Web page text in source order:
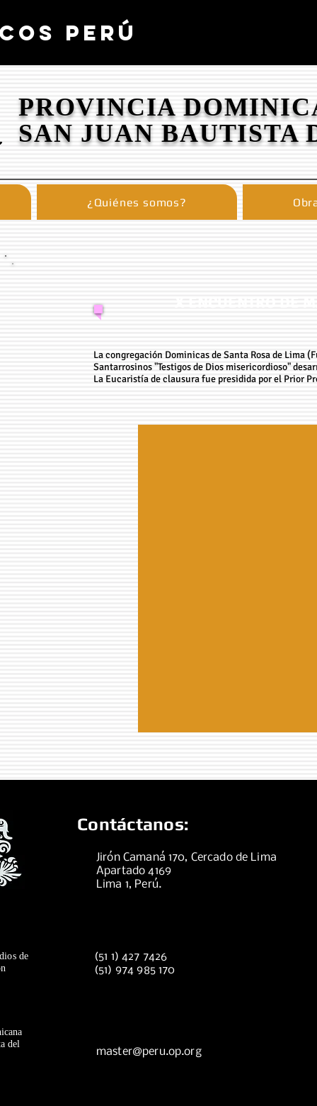
PERÚ
PROVINCIA
SAN JUAN BAUTISTA
¿Quiénes somos?
La congregación Dominicas de Santa Rosa de Lima
Santarrosinos "Testigos de Dios misericordioso"
La Eucaristía de clausura fue presidida por el Prior
Contáctanos:
Jirón Camaná 170, Cercado de Lima
Apartado 4169
Lima 1, Perú.
de
(51 1) 427 7426
(51) 974 985 170
del
master@peru.op.org